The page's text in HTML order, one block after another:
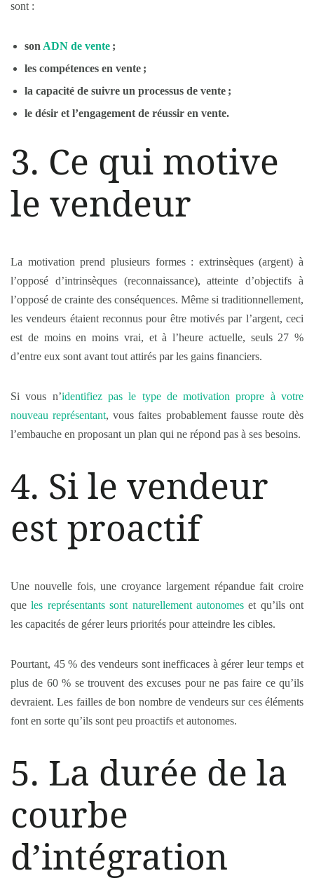
sont :
son ADN de vente ;
les compétences en vente ;
la capacité de suivre un processus de vente ;
le désir et l’engagement de réussir en vente.
3. Ce qui motive
le vendeur
La motivation prend plusieurs formes : extrinsèques (argent) à
l’opposé d’intrinsèques (reconnaissance), atteinte d’objectifs à
l’opposé de crainte des conséquences. Même si traditionnellement,
les vendeurs étaient reconnus pour être motivés par l’argent, ceci
est de moins en moins vrai, et à l’heure actuelle, seuls 27 %
d’entre eux sont avant tout attirés par les gains financiers.
Si vous n’identifiez pas le type de motivation propre à votre
nouveau représentant, vous faites probablement fausse route dès
l’embauche en proposant un plan qui ne répond pas à ses besoins.
4. Si le vendeur
est proactif
Une nouvelle fois, une croyance largement répandue fait croire
queles représentants sont naturellement autonomeset qu’ils ont
les capacités de gérer leurs priorités pour atteindre les cibles.
Pourtant, 45 % des vendeurs sont inefficaces à gérer leur temps et
plus de 60 % se trouvent des excuses pour ne pas faire ce qu’ils
devraient. Les failles de bon nombre de vendeurs sur ces éléments
font en sorte qu’ils sont peu proactifs et autonomes.
5. La durée de la
courbe
d’intégration